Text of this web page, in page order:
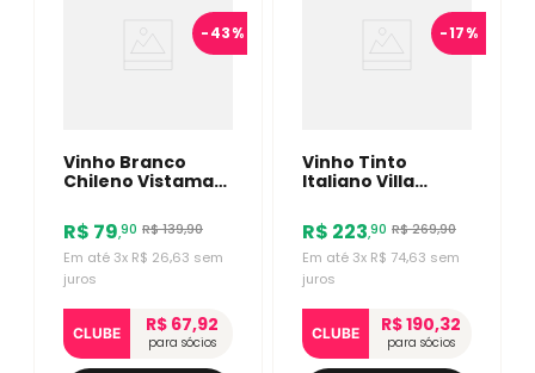
-43%
Vinho Branco
Chileno Vistamar
Sauvignon Blanc
375ml
R$ 79,90 R$139,90
Em até 3x R$ 26,63 sem
juros
CLUBE R$ 67,92
para sócios
-17%
Vinho Tinto
Italiano Villa
Toscana IGT
750ml
R$ 223,90 R$269,90
Em até 3x R$ 74,63 sem
juros
CLUBE R$ 190,32
para sócios